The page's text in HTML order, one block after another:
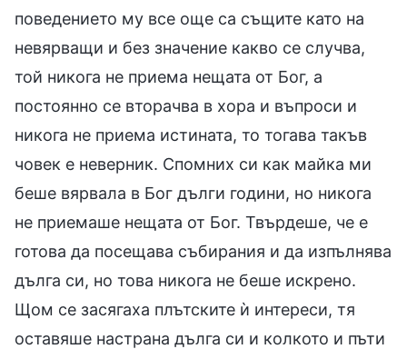
поведението му все още са същите като на
невярващи и без значение какво се случва,
той никога не приема нещата от Бог, а
постоянно се вторачва в хора и въпроси и
никога не приема истината, то тогава такъв
човек е неверник. Спомних си как майка ми
беше вярвала в Бог дълги години, но никога
не приемаше нещата от Бог. Твърдеше, че е
готова да посещава събирания и да изпълнява
дълга си, но това никога не беше искрено.
Щом се засягаха плътските ѝ интереси, тя
оставяше настрана дълга си и колкото и пъти